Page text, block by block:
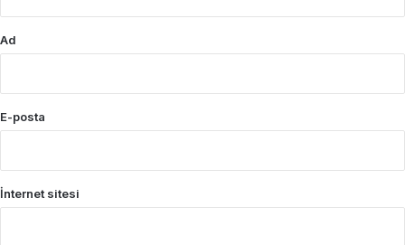
Ad
E-posta
İnternet sitesi